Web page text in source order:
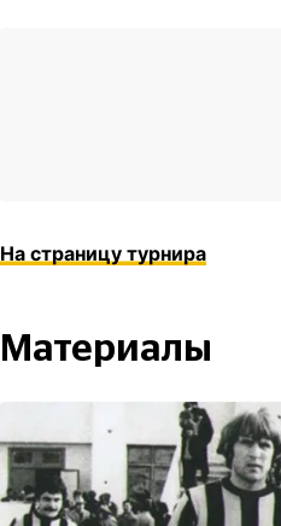
На страницу турнира
Материалы